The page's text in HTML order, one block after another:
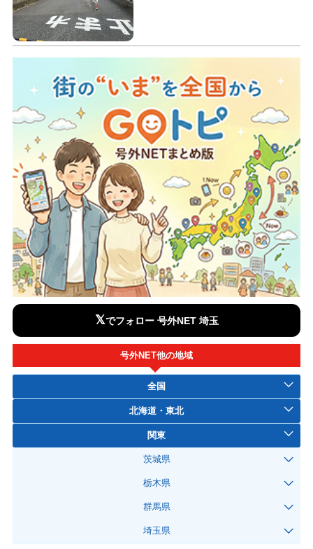
𝕏でフォロー 号外NET 埼玉
号外NET他の地域
全国
北海道・東北
関東
茨城県
栃木県
群馬県
埼玉県